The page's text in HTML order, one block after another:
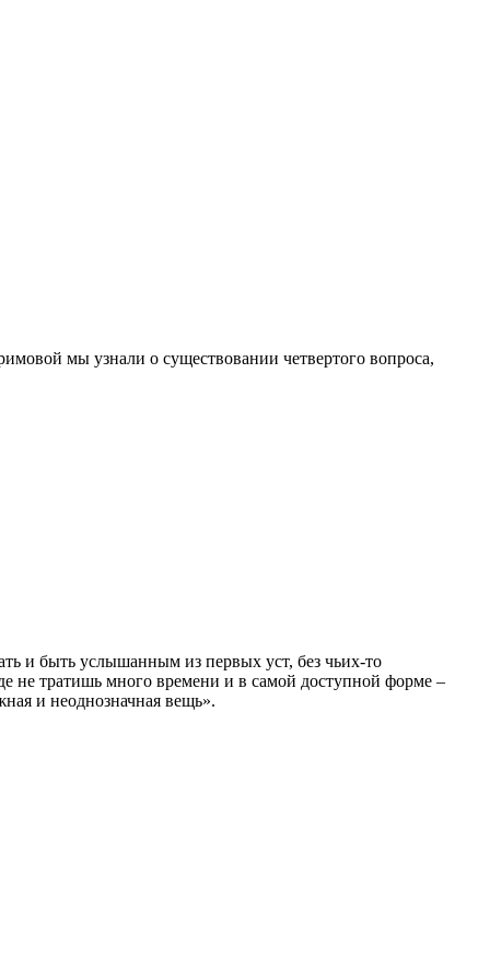
мы узнали о существовании четвертого вопроса,
и быть услышанным из первых уст, без чьих-то
не тратишь много времени и в самой доступной форме –
и неоднозначная вещь».